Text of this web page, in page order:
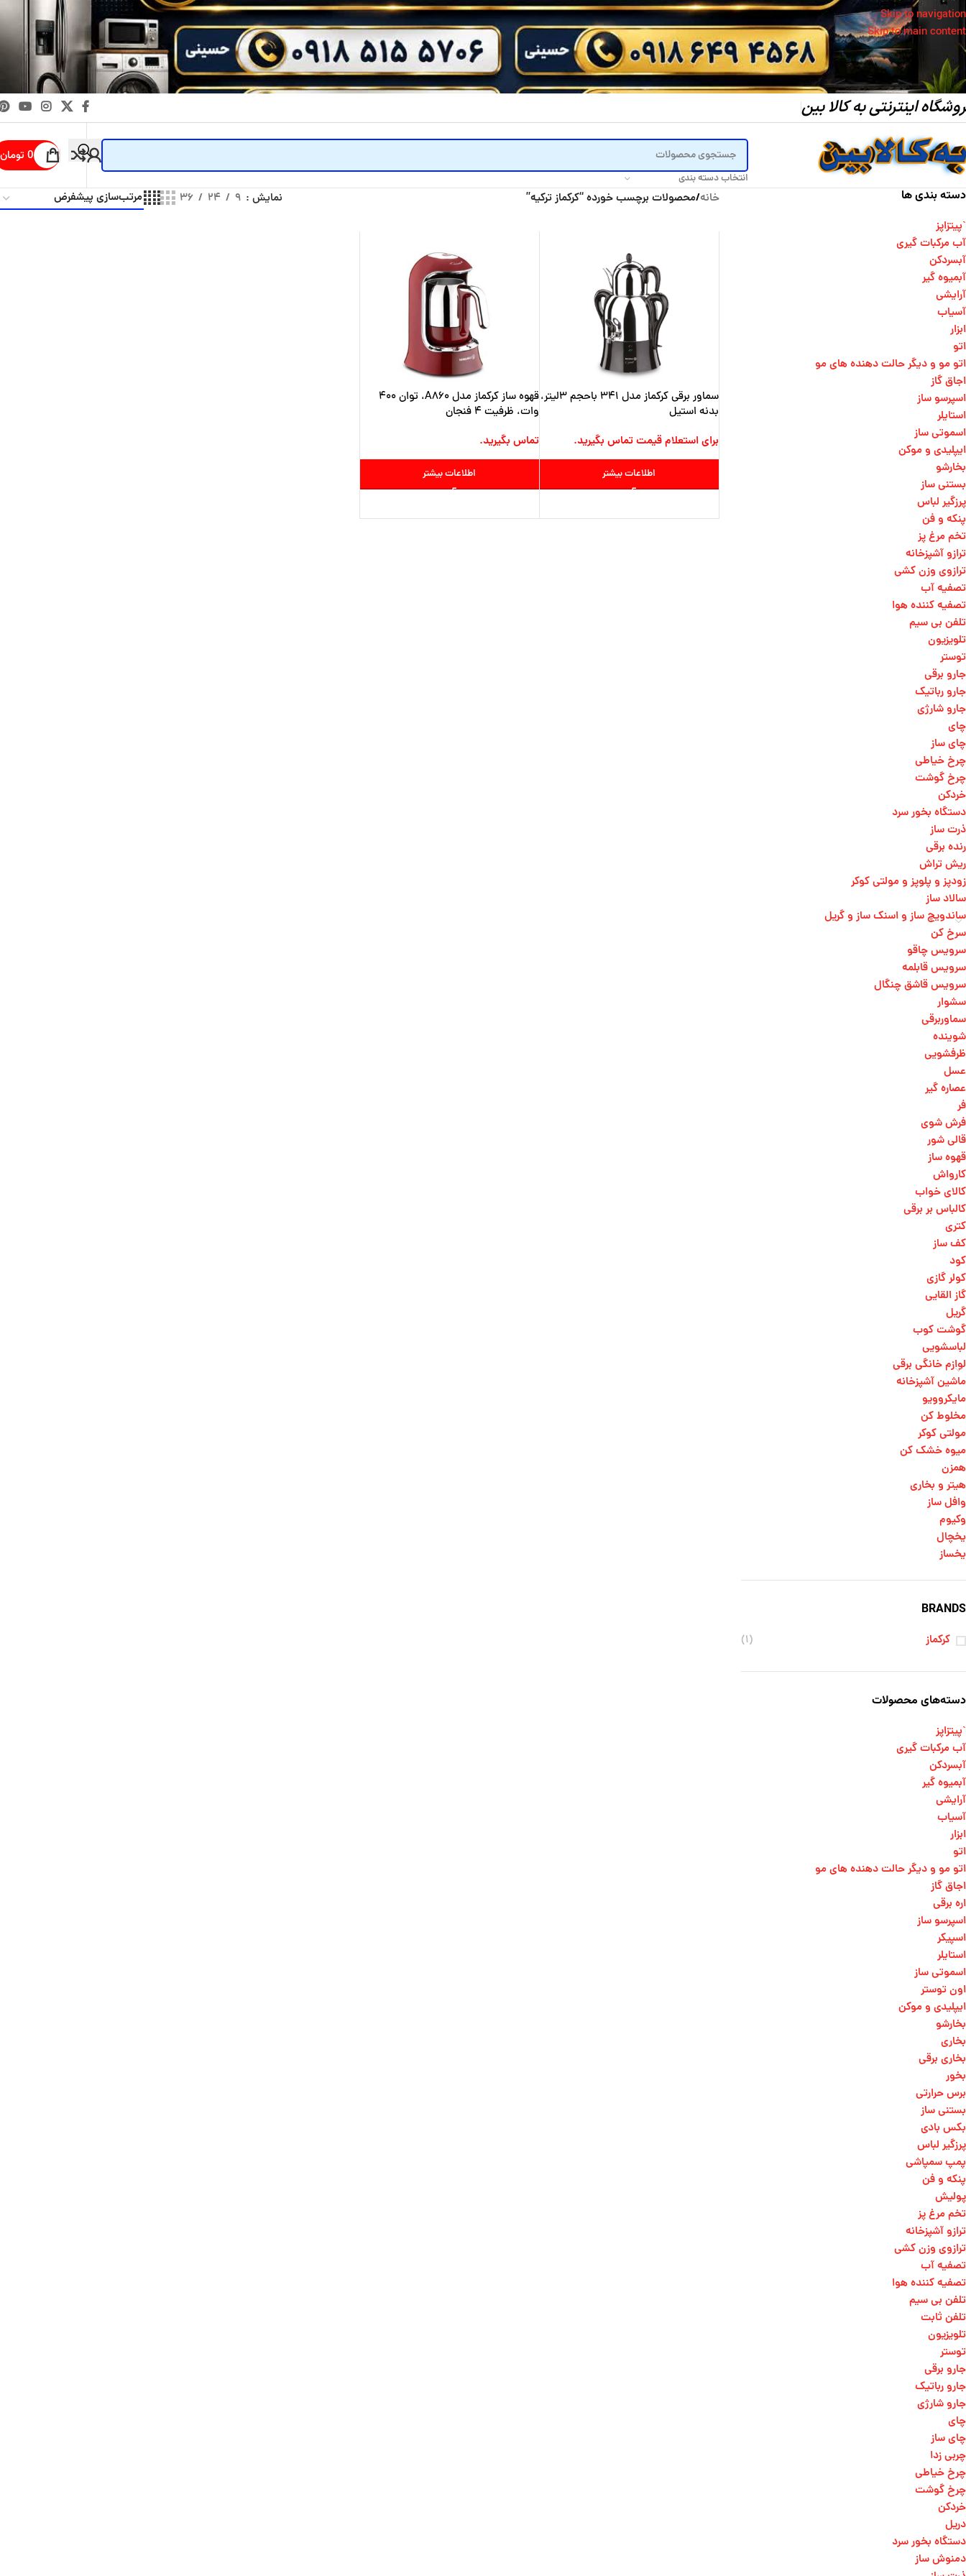
Skip to navigation
Skip to main content
اینترنتی به کالا بین
انتخاب دسته بندی
0 تومان
دسته بندی ها
`پیتزاپز
آب مرکبات گیری
آبسردکن
آبمیوه گیر
آرایشی
آسیاب
ابزار
اتو
اتو مو و دیگر حالت دهنده های مو​
اجاق گاز
اسپرسو ساز
استایلر
اسموتی ساز
ایپلیدی و موکن
بخارشو
بستنی ساز
پرزگیر لباس
پنکه و فن
تخم مرغ پز
ترازو آشپزخانه
ترازوی وزن کشی​
تصفیه آب
تصفیه کننده هوا
تلفن بی سیم
تلویزیون
توستر
جارو برقی
جارو رباتیک
جارو شارژی
چای
چای ساز
چرخ خیاطی
چرخ گوشت
خردکن
دستگاه بخور سرد
ذرت ساز
رنده برقی
ریش تراش
زودپز و پلوپز و مولتی کوکر
سالاد ساز
ساندویچ ساز و اسنک ساز و گریل
سرخ کن
سرویس چاقو
سرویس قابلمه
سرویس قاشق چنگال
سشوار
سماوربرقی
شوینده
ظرفشویی
عسل
عصاره گیر
فر
فرش شوی
قالی شور
قهوه ساز
کارواش
کالای خواب
کالباس بر برقی
کتری
کف ساز
کود
کولر گازی
گاز القایی
گریل
گوشت کوب
لباسشویی
لوازم خانگی برقی
ماشین آشپزخانه
مایکروویو
مخلوط کن
مولتی کوکر
میوه خشک کن
همزن
هیتر و بخاری
وافل ساز
وکیوم
یخچال
یخساز
BRANDS
کرکماز (۱)
دسته‌های محصولات
`پیتزاپز
آب مرکبات گیری
آبسردکن
آبمیوه گیر
آرایشی
آسیاب
ابزار
اتو
اتو مو و دیگر حالت دهنده های مو​
اجاق گاز
اره برقی
اسپرسو ساز
اسپیکر
استایلر
اسموتی ساز
اون توستر
ایپلیدی و موکن
بخارشو
بخاری
بخاری برقی
بخور
برس حرارتی
بستنی ساز
بکس بادی
پرزگیر لباس
پمپ سمپاشی
پنکه و فن
پولیش
تخم مرغ پز
ترازو آشپزخانه
ترازوی وزن کشی​
تصفیه آب
تصفیه کننده هوا
تلفن بی سیم
تلفن ثابت
تلویزیون
توستر
جارو برقی
جارو رباتیک
جارو شارژی
چای
چای ساز
چربی زدا
چرخ خیاطی
چرخ گوشت
خردکن
دریل
دستگاه بخور سرد
دمنوش ساز
خانه/محصولات برچسب خورده “کرکماز ترکیه” نمایش ۹ ۲۴ ۳۶
سماور برقی کرکماز مدل ۳۴۱ باحجم ۳لیتر،
بدنه استیل
برای استعلام قیمت تماس بگیرید.
اطلاعات بیشتر
قهوه ساز کرکماز مدل A860، توان 400
وات، ظرفیت 4 فنجان
تماس بگیرید.
اطلاعات بیشتر